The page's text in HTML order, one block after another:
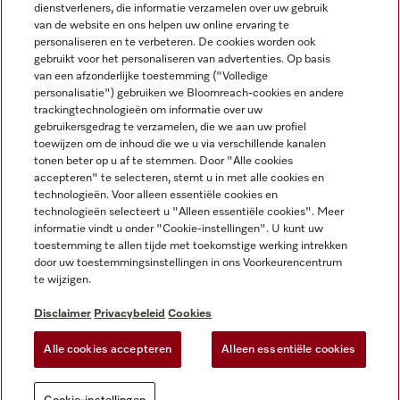
Disclaimer
Algemene voorwaarden en informatie
Privacybeleid
Gebruiksvoorwaarden
Toegankelijkheidsverklaring
Digital Services Act
Cookie-instellingen
Miele op Instagram
Miele op Facebook
Miele op Youtube
dienstverleners, die informatie verzamelen over uw gebruik
van de website en ons helpen uw online ervaring te
personaliseren en te verbeteren. De cookies worden ook
gebruikt voor het personaliseren van advertenties. Op basis
van een afzonderlijke toestemming ("Volledige
personalisatie") gebruiken we Bloomreach-cookies en andere
trackingtechnologieën om informatie over uw
gebruikersgedrag te verzamelen, die we aan uw profiel
toewijzen om de inhoud die we u via verschillende kanalen
tonen beter op u af te stemmen. Door "Alle cookies
accepteren" te selecteren, stemt u in met alle cookies en
technologieën. Voor alleen essentiële cookies en
technologieën selecteert u "Alleen essentiële cookies". Meer
informatie vindt u onder "Cookie-instellingen". U kunt uw
toestemming te allen tijde met toekomstige werking intrekken
door uw toestemmingsinstellingen in ons Voorkeurencentrum
te wijzigen.
Disclaimer Privacybeleid Cookies
Alle cookies accepteren Alleen essentiële cookies